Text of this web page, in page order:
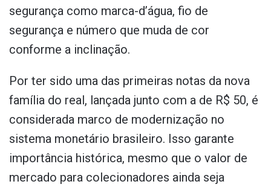
segurança como marca-d’água, fio de
segurança e número que muda de cor
conforme a inclinação.
Por ter sido uma das primeiras notas da nova
família do real, lançada junto com a de R$ 50, é
considerada marco de modernização no
sistema monetário brasileiro. Isso garante
importância histórica, mesmo que o valor de
mercado para colecionadores ainda seja